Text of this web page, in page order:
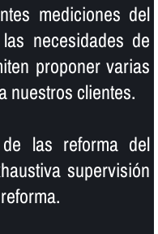
mediciones del
necesidades de
proponer varias
nuestros clientes.
las reforma del
supervisión